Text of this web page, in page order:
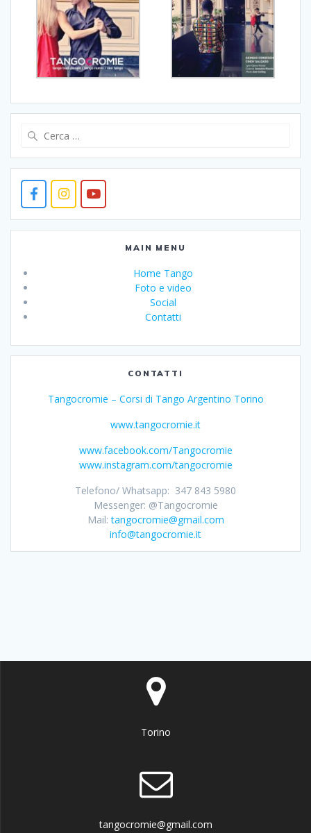
MAIN MENU
Home Tango
Foto e video
Social
Contatti
CONTATTI
Tangocromie – Corsi di Tango Argentino Torino
www.tangocromie.it
www.facebook.com/Tangocromie
www.instagram.com/tangocromie
Telefono/ Whatsapp: 347 843 5980
Messenger: @Tangocromie
Mail:tangocromie@gmail.com
info@tangocromie.it
Torino
tangocromie@gmail.com